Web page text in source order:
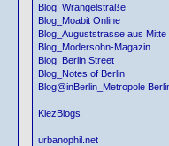
Blog_Wrangelstraße
Blog_Moabit Online
Blog_Auguststrasse aus Mitte
Blog_Modersohn-Magazin
Blog_Berlin Street
Blog_Notes of Berlin
Blog@inBerlin_Metropole
KiezBlogs
urbanophil.net